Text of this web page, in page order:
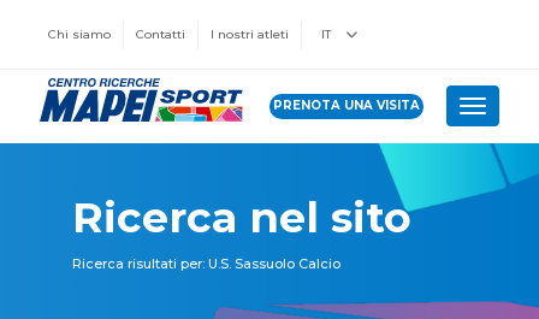
Chi siamo Contatti I nostri atleti IT
PRENOTA UNA VISITA Toggle
Ricerca nel sito
Ricerca risultati per: U.S. Sassuolo Calcio